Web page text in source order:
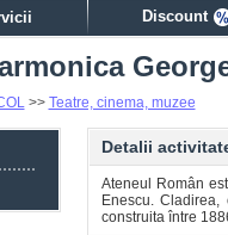
Discount
>> Teatre, cinema, muzee
Detalii
Ateneul Român
Enescu.
construita între